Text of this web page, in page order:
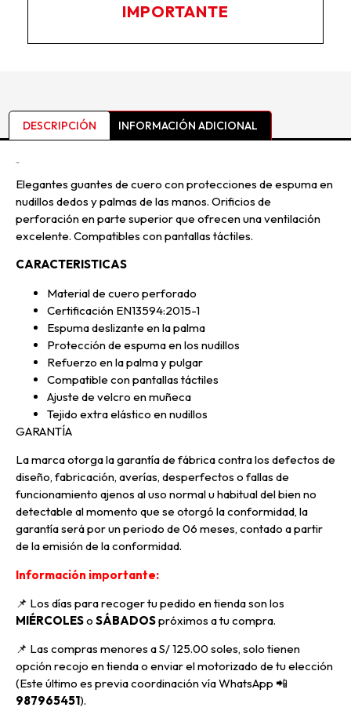
IMPORTANTE
DESCRIPCIÓN INFORMACIÓN ADICIONAL
Elegantes guantes de cuero con protecciones de espuma en
nudillos dedos y palmas de las manos. Orificios de
perforación en parte superior que ofrecen una ventilación
excelente. Compatibles con pantallas táctiles.
CARACTERISTICAS
Material de cuero perforado
Certificación EN13594:2015-1
Espuma deslizante en la palma
Protección de espuma en los nudillos
Refuerzo en la palma y pulgar
Compatible con pantallas táctiles
Ajuste de velcro en muñeca
Tejido extra elástico en nudillos
GARANTÍA
La marca otorga la garantía de fábrica contra los defectos de
diseño, fabricación, averías, desperfectos o fallas de
funcionamiento ajenos al uso normal u habitual del bien no
detectable al momento que se otorgó la conformidad, la
garantía será por un periodo de 06 meses, contado a partir
de la emisión de la conformidad.
Información importante:
📌 Los días para recoger tu pedido en tienda son los
MIÉRCOLESo SÁBADOSpróximos a tu compra.
📌 Las compras menores a S/ 125.00 soles, solo tienen
opción recojo en tienda o enviar el motorizado de tu elección
(Este último es previa coordinación vía WhatsApp 📲
987965451).